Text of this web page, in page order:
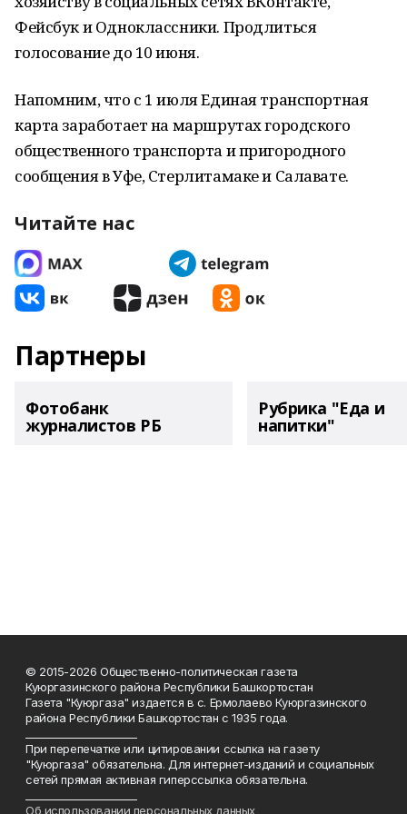
Фейсбук и Одноклассники. Продлиться
голосование до 10 июня.
Напомним, что с 1 июля Единая транспортная
карта заработает на маршрутах городского
общественного транспорта и пригородного
сообщения в Уфе, Стерлитамаке и Салавате.
Читайте нас
Партнеры
Фотобанк
журналистов РБ
Рубрика "Еда и
напитки"
© 2015-2026 Общественно-политическая газета
Куюргазинского района Республики Башкортостан
Газета "Куюргаза" издается в с. Ермолаево Куюргазинского
района Республики Башкортостан с 1935 года.
При перепечатке или цитировании ссылка на газету
"Куюргаза" обязательна. Для интернет-изданий и социальных
сетей прямая активная гиперссылка обязательна.
Об использовании персональных данных